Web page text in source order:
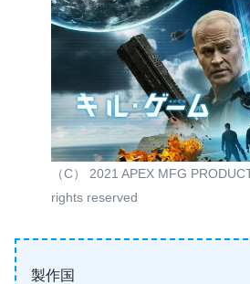
（C） 2021 APEX MFG
rights reserved
製作国